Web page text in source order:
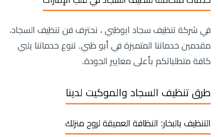
في شركة تنظيف سجاد ابوظبي ، نحترف فن تنظيف السجاد،
مقدمين خدماتنا المتميزة في أبو ظبي. تنوع خدماتنا يلبي
كافة متطلباتكم بأعلى معايير الجودة.
طرق تنظيف السجاد والموكيت لدينا
التنظيف بالبخار: النظافة العميقة لروح منزلك